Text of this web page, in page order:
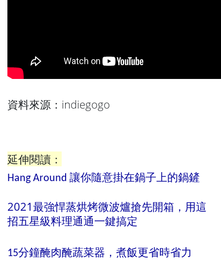
資料來源： indiegogo
延伸閱讀：
Hang Around 讓你隨意掛在鍋子上的鍋鏟
2021最強悍蒸烘烤微波爐搶先開箱，用這
招五星級料理通通一鍵搞定
15分鐘醃肉醃蔬菜器，煮飯更省時省力